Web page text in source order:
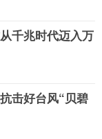
千兆时代迈入万
击好台风“贝碧